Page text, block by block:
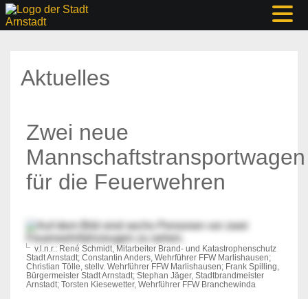
Aktuelles
Zwei neue
Mannschaftstransportwagen
für die Feuerwehren
v.l.n.r.: René Schmidt, Mitarbeiter Brand- und Katastrophenschutz
Stadt Arnstadt; Constantin Anders, Wehrführer FFW Marlishausen;
Christian Tölle, stellv. Wehrführer FFW Marlishausen; Frank Spilling,
Bürgermeister Stadt Arnstadt; Stephan Jäger, Stadtbrandmeister
Arnstadt; Torsten Kiesewetter, Wehrführer FFW Branchewinda